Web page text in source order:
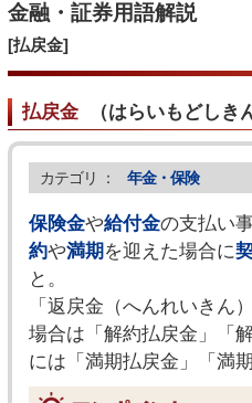
金融・証券用語解説
[払戻金]
払戻金（はらいもどしき
カテゴリ ： 年金・保険
保険金や給付金の支払い
約や満期 を迎えた場合に
と。
「返戻金（へんれいきん
場合は「解約払戻金」「
には「満期払戻金」「満